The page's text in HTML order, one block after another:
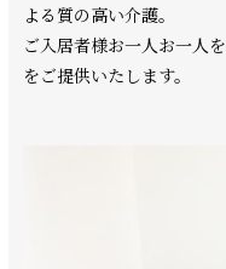
よる質の高い介護。
ご入居者様お一人お一人
をご提供いたします。